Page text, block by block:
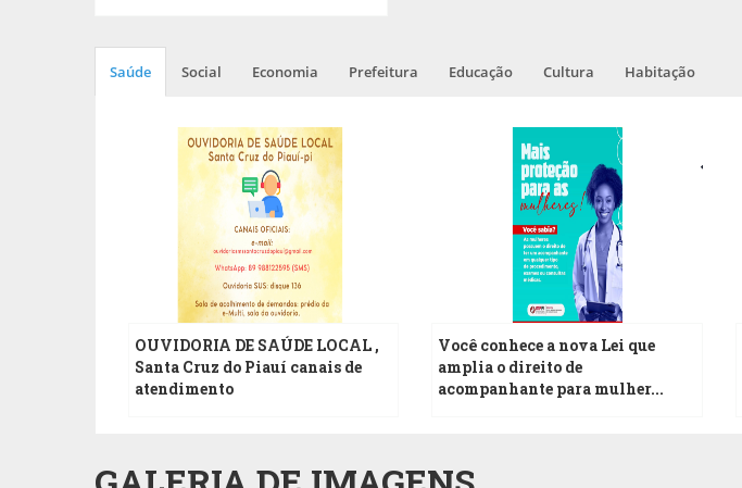
Saúde Social Economia Prefeitura Educação Cultura Habitação
OUVIDORIA DE SAÚDE LOCAL ,
Santa Cruz do Piauí canais de
atendimento
Você conhece a nova Lei que
amplia o direito de
acompanhante para mulher...